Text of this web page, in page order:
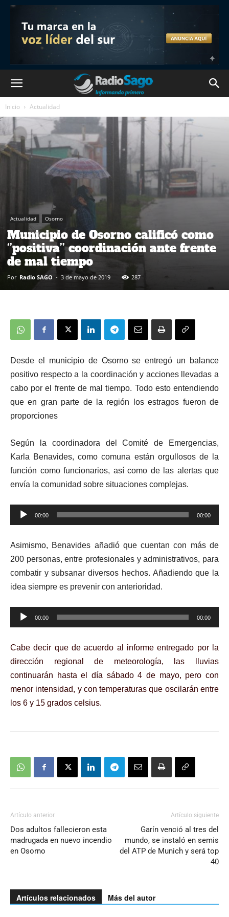
Inicio Actualidad
Actualidad Osorno
Municipio de Osorno calificó como
‘’positiva’’ coordinación ante frente
de mal tiempo
Por Radio SAGO - 3 de mayo de 2019 287
Desde el municipio de Osorno se entregó un balance
positivo respecto a la coordinación y acciones llevadas a
cabo por el frente de mal tiempo. Todo esto entendiendo
que en gran parte de la región los estragos fueron de
proporciones
Según la coordinadora del Comité de Emergencias,
Karla Benavides, como comuna están orgullosos de la
función como funcionarios, así como de las alertas que
envía la comunidad sobre situaciones complejas.
Reproductor
de
00:00 00:00
Asimismo, Benavides añadió que cuentan con más de
200 personas, entre profesionales y administrativos, para
combatir y subsanar diversos hechos. Añadiendo que la
idea siempre es prevenir con anterioridad.
Reproductor
de
00:00 00:00
Cabe decir que de acuerdo al informe entregado por la
dirección regional de meteorología, las lluvias
continuarán hasta el día sábado 4 de mayo, pero con
menor intensidad, y con temperaturas que oscilarán entre
los 6 y 15 grados celsius.
Artículo anterior
Dos adultos fallecieron esta
madrugada en nuevo incendio
en Osorno
Artículo siguiente
Garín venció al tres del
mundo, se instaló en semis
del ATP de Munich y será top
40
Artículos relacionados Más del autor